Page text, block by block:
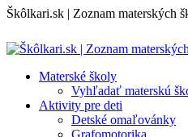
Skip
content
Škôlkari.sk | Zoznam materských
Materské školy
Vyhľadať materskú
Aktivity pre deti
Detské omaľovánky
Grafomotorika